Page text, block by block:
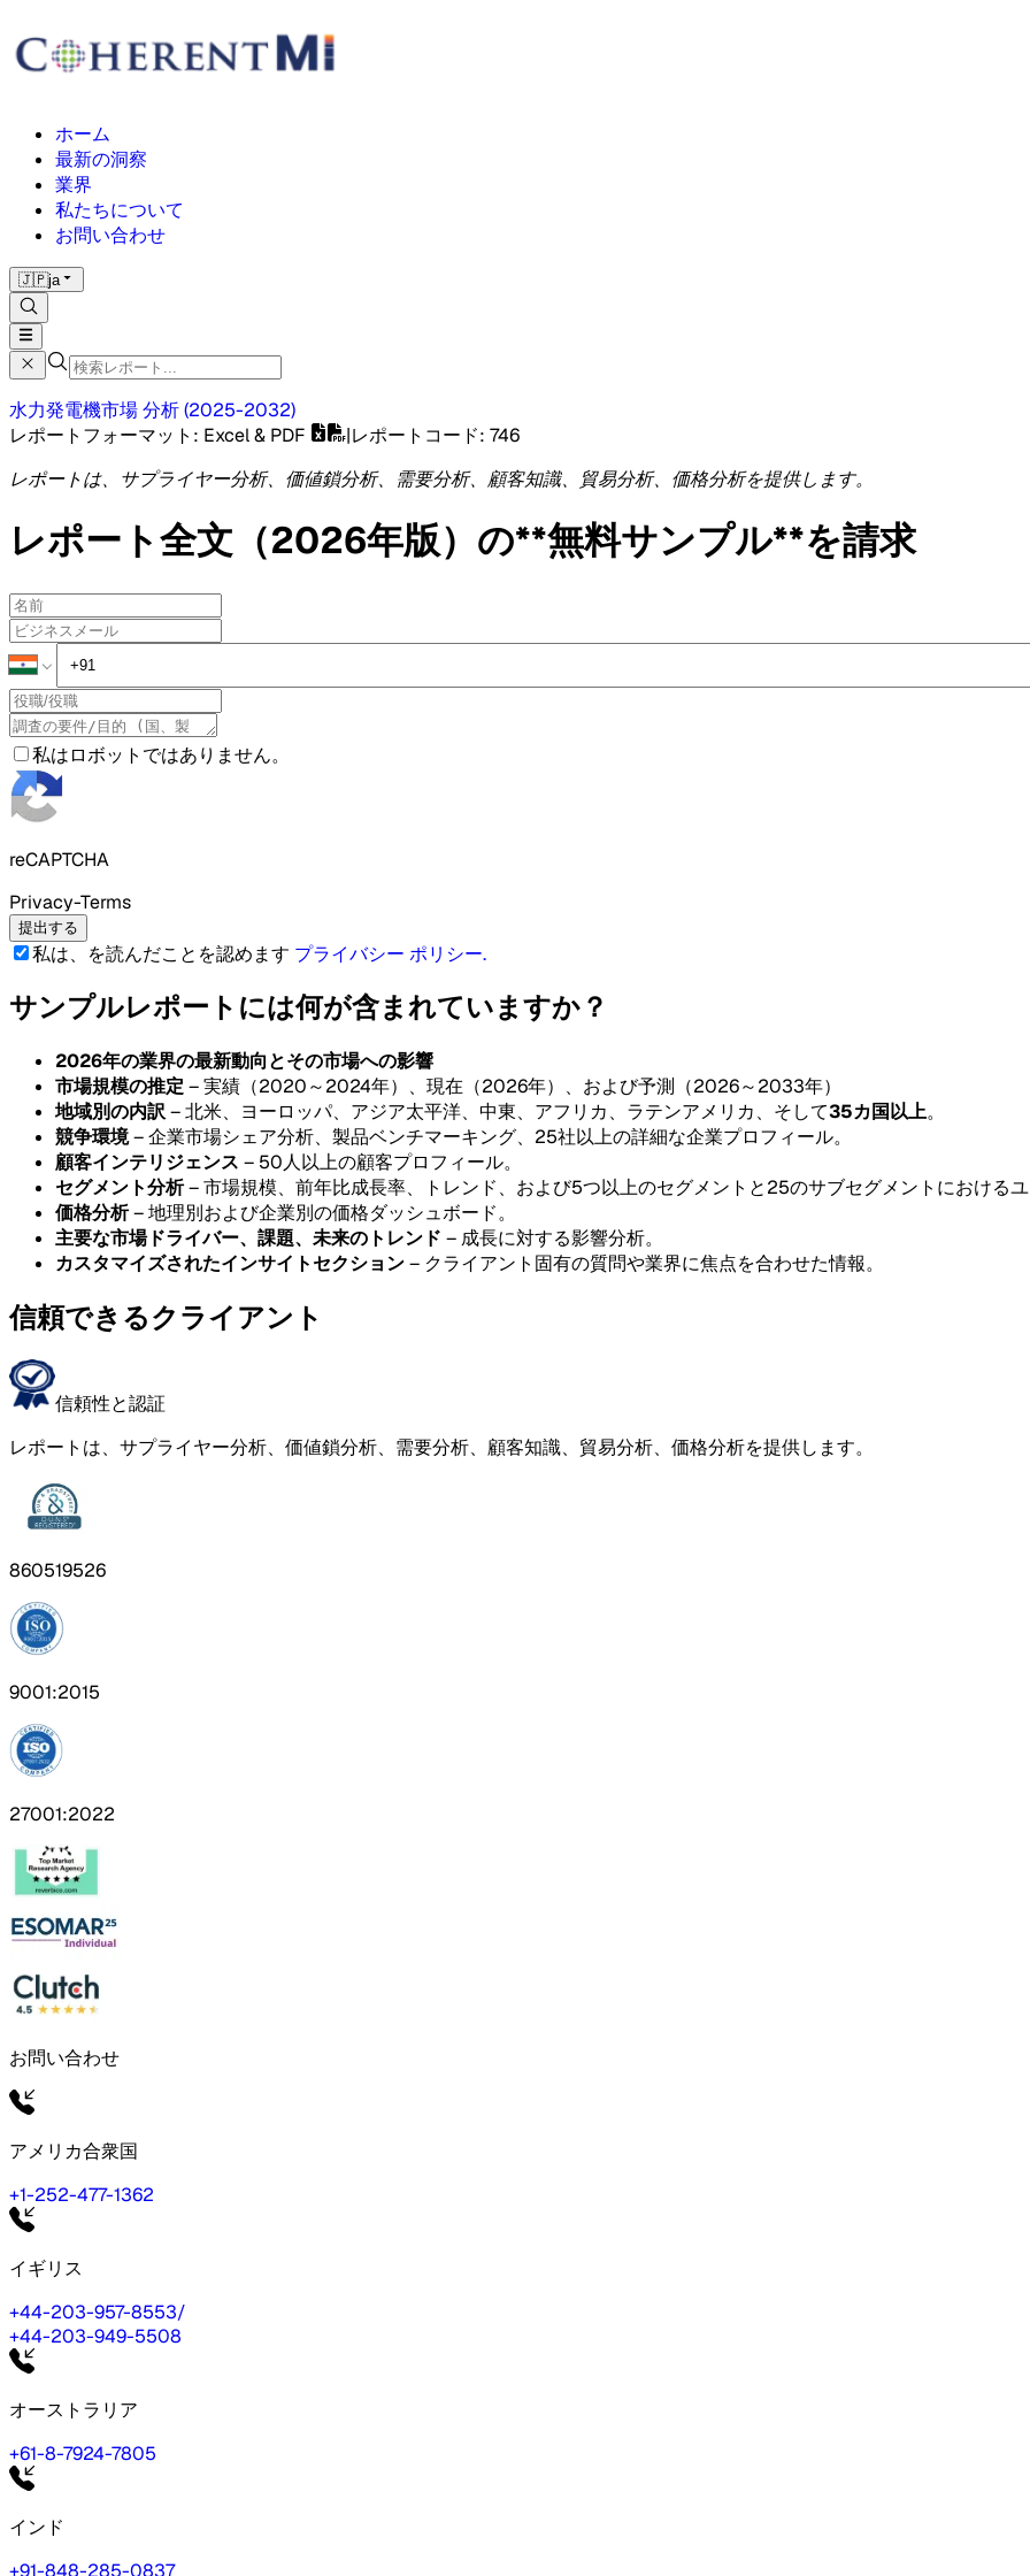
ホーム
最新の洞察
業界
私たちについて
お問い合わせ
🇯🇵ja
水力発電機市場分析(2025-2032)
レポートフォーマット : Excel & PDF |レポートコード: 746
レポートは、サプライヤー分析、価値鎖分析、需要分析、顧客知識、貿易分析、価格分析を提供します。
レポート全文（2026年版）の**無料サンプル**を請求
私はロボットではありません。
reCAPTCHA
Privacy-Terms
提出する
私は、を読んだことを認めます プライバシー ポリシー.
サンプルレポートには何が含まれていますか？
2026年の業界の最新動向とその市場への影響
市場規模の推定– 実績（2020～2024年）、現在（2026年）、および予測（2026～2033年）
地域別の内訳– 北米、ヨーロッパ、アジア太平洋、中東、アフリカ、ラテンアメリカ、そして35カ国以上。
競争環境– 企業市場シェア分析、製品ベンチマーキング、25社以上の詳細な企業プロフィール。
顧客インテリジェンス – 50人以上の顧客プロフィール。
セグメント分析– 市場規模、前年比成長率、トレンド、および5つ以上のセグメントと25のサブセグメントにおけるユ
価格分析– 地理別および企業別の価格ダッシュボード。
主要な市場ドライバー、課題、未来のトレンド – 成長に対する影響分析。
カスタマイズされたインサイトセクション– クライアント固有の質問や業界に焦点を合わせた情報。
信頼できるクライアント
信頼性と認証
レポートは、サプライヤー分析、価値鎖分析、需要分析、顧客知識、貿易分析、価格分析を提供します。
860519526
9001:2015
27001:2022
お問い合わせ
アメリカ合衆国
+1-252-477-1362
イギリス
+44-203-957-8553/
+44-203-949-5508
オーストラリア
+61-8-7924-7805
インド
+91-848-285-0837